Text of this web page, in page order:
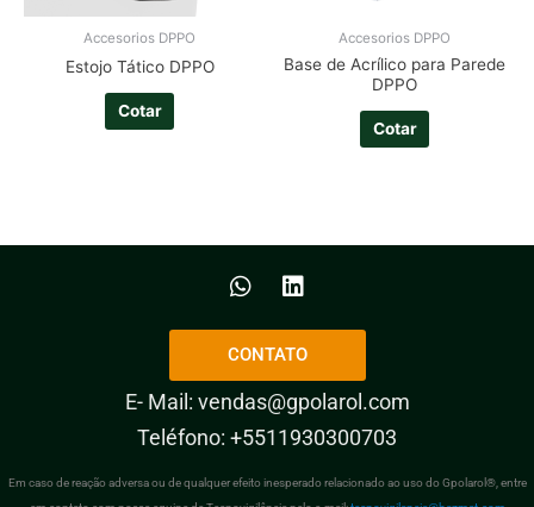
Accesorios DPPO
Estojo Tático DPPO
Cotar
Accesorios DPPO
Base de Acrílico para Parede
DPPO
Cotar
E- Mail: vendas@gpolarol.com
Teléfono: +5511930300703
Em caso de reação adversa ou de qualquer efeito inesperado relacionado ao uso do Gpolarol®, entre
CONTATO